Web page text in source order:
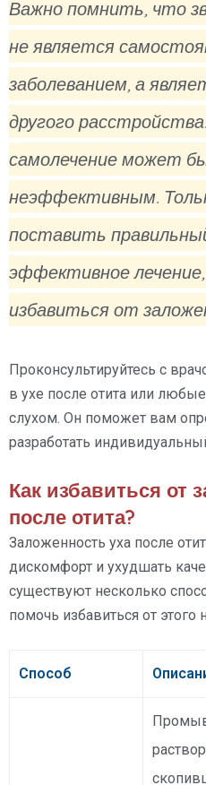
Важно помнить, что
не является
заболеванием, а
другого
самолечение может
неэффективным.
поставить
эффективное
избавиться от
Проконсультируйтесь с
в ухе после отита или
слухом. Он поможет вам
разработать
Как избавиться от
после отита?
Заложенность уха после
дискомфорт и ухудшать
существуют несколько
помочь избавиться от этого
Способ